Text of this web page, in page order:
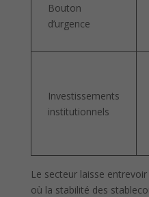
Bouton
d’urgence
Investissements
institutionnels
Le secteur laisse
où la stabilité des